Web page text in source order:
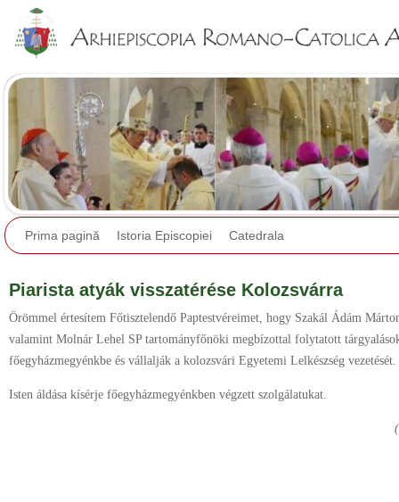
Prima pagină Istoria Episcopiei Catedrala
Piarista atyák visszatérése Kolozsvárra
Örömmel értesítem Főtisztelendő Paptestvéreimet, hogy Szakál Ádám
valamint Molnár Lehel SP tartományfőnöki megbízottal folytatott
főegyházmegyénkbe és vállalják a kolozsvári Egyetemi Lelkészség vezetését.
Isten áldása kísérje főegyházmegyénkben végzett szolgálatukat.